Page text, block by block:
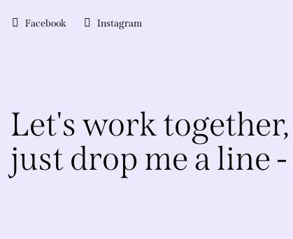
Facebook Instagram
Let's work together,
just drop me a line -